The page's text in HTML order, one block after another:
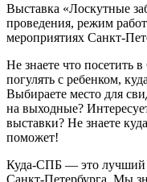
Выставка «Лоскутные
проведения, режим
мероприятиях Санкт-
Не знаете что посетить
погулять с ребенком,
Выбираете место для
на выходные?
выставки? Не знаете
поможет!
Куда-СПБ — это лучший
Санкт-Петербурга. Мы